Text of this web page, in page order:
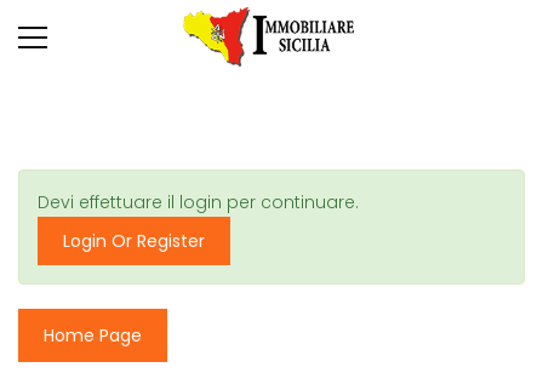
Devi effettuare il login per continuare.
Login Or Register
Home Page